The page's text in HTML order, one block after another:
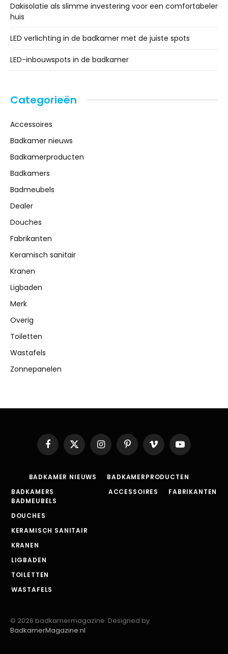
Dakisolatie als slimme investering voor een comfortabeler
huis
LED verlichting in de badkamer met de juiste spots
LED-inbouwspots in de badkamer
Categorieën
Accessoires
Badkamer nieuws
Badkamerproducten
Badkamers
Badmeubels
Dealer
Douches
Fabrikanten
Keramisch sanitair
Kranen
Ligbaden
Merk
Overig
Toiletten
Wastafels
Zonnepanelen
Facebook
X
(Twitter)
InstagramPinterestVimeo YouTube
BADKAMER NIEUWS
BADKAMERPRODUCTEN
BADKAMERS
BADMEUBELS
DOUCHES
KERAMISCH SANITAIR
KRANEN
LIGBADEN
TOILETTEN
WASTAFELS
ACCESSOIRES FABRIKANTEN
© 2026 badkamermagazine. Designed by
BadkamerMagazine.nl.